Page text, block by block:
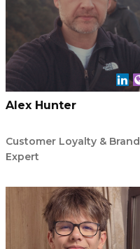
Alex Hunter
Customer Loyalty & Brand
Expert